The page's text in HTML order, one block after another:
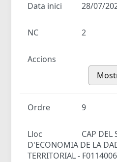
Data inici 28/07/
NC 2
Accions
Ordre 9
Lloc
CAP DEL
D'ECONOMIA DE LA
TERRITORIAL -